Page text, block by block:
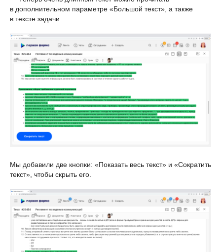
в дополнительном параметре «Большой текст», а также
в тексте задачи.
Мы добавили две кнопки: «Показать весь текст» и «Сократить
текст», чтобы скрыть его.